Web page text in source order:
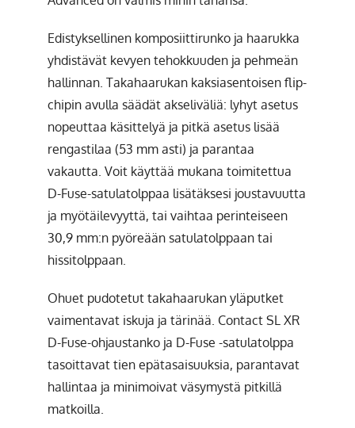
Edistyksellinen komposiittirunko ja haarukka
yhdistävät kevyen tehokkuuden ja pehmeän
hallinnan. Takahaarukan kaksiasentoisen flip-
chipin avulla säädät akseliväliä: lyhyt asetus
nopeuttaa käsittelyä ja pitkä asetus lisää
rengastilaa (53 mm asti) ja parantaa
vakautta. Voit käyttää mukana toimitettua
D-Fuse-satulatolppaa lisätäksesi joustavuutta
ja myötäilevyyttä, tai vaihtaa perinteiseen
30,9 mm:n pyöreään satulatolppaan tai
hissitolppaan.
Ohuet pudotetut takahaarukan yläputket
vaimentavat iskuja ja tärinää. Contact SL XR
D-Fuse-ohjaustanko ja D-Fuse -satulatolppa
tasoittavat tien epätasaisuuksia, parantavat
hallintaa ja minimoivat väsymystä pitkillä
matkoilla.